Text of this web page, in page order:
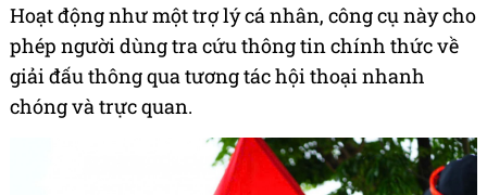
Hoạt động như một trợ lý cá nhân, công cụ này cho
phép người dùng tra cứu thông tin chính thức về
giải đấu thông qua tương tác hội thoại nhanh
chóng và trực quan.